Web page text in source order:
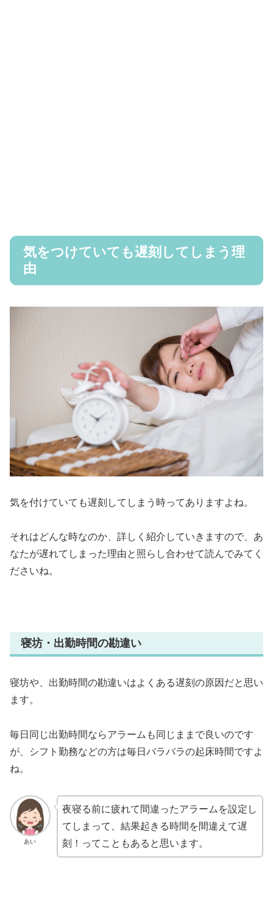
気をつけていても遅刻してしまう理
由
気を付けていても遅刻してしまう時ってありますよね。
それはどんな時なのか、詳しく 紹介していきますので、あ
なたが遅れてしまった理由と照らし合わせて読んでみてく
ださいね。
寝坊・出勤時間の勘違い
寝坊や、出勤時間の勘違いはよくある遅刻の原因だと思い
ます。
毎日同じ出勤時間ならアラームも同じままで良いのです
が、シフト勤務などの方は毎日バラバラの起床時間ですよ
ね。
あい
夜寝る前に疲れて間違ったアラームを設定し
てしまって、結果起きる時間を間違えて遅
刻！ってこともあると思います。